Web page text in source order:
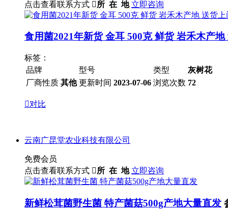
点击查看联系方式 所 在 地 立即咨询
食用菌2021年新货 金耳 500克 鲜货 岩禾木产地
标签：
品牌
型号 类型
灰树花
厂商性质 其他 更新时间 2023-07-06 浏览次数 72
对比
云南广昆堂农业科技有限公司
免费会员
点击查看联系方式 所 在 地 立即咨询
新鲜松茸菌野生菌 特产菌菇500g产地大量直发